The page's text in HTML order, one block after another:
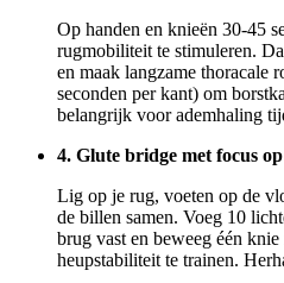
Op handen en knieën 30-45
rugmobiliteit te stimuleren.
en maak langzame thoracale
seconden per kant) om
belangrijk voor ademhaling
4. Glute bridge met focus
Lig op je rug, voeten op de
de billen samen. Voeg 10
brug vast en beweeg één
heupstabiliteit te trainen.